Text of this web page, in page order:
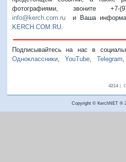
фотографиями, звоните +7-
info@kerch.com.ru и Ваша
KERCH.COM.RU
Подписывайтесь на нас в
Одноклассники
YouTube Telegram
4214|
Copyright © KerchNET ®